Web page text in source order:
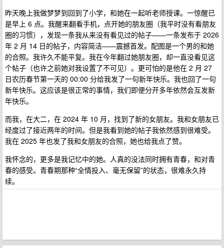
昨天晚上我做梦梦到回到了小学，和她在一起听老师授课。一惊醒已
是早上 6 点。我醒来翻看手机，点开她的朋友圈（我平时没有看朋友
圈的习惯），发现一条我从来没有看见过的帖子——一条发布于 2026
年 2 月 14 日的帖子，内容简洁——震撼首发。配图是一个男的和她
的合照。我许久不能平复。我在今年翻过她朋友圈，却一直没看见这
个帖子（也许之前她对我设置了不可见）。更可怕的是他在 2 月 27
日农历春节第一天的 00:00 分给我发了一句新年快乐。我也回了一句
新年快乐。这应该是很正常的事情，我们即便分开多年依然会互发新
年快乐。
而我，在大二，在 2024 年 10 月，找到了新的女朋友。我和女朋友已
经度过了接近两年的时间。但是我看到她的帖子我依然感到很难受。
我在 2025 年也发了我和女朋友的合照，她也给我点了赞。
我怀念的，更多是我记忆中的她。人真的没法同时拥有青春，和对青
春的感受。青春期那种“全情投入、毫无保留”的状态，很难永久持
续。